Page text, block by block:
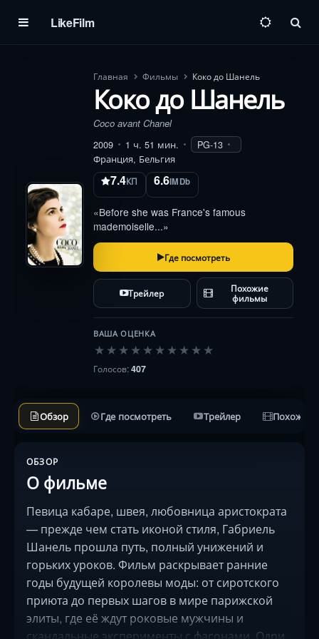
LikeFilm
Главная Фильмы Коко до Шанель
Коко до Шанель
Coco avant Chanel
2009
1 ч. 51 мин.
PG-13
Франция, Бельгия
7.4КП 6.6IMDb
«Before she was France's famous
mademoiselle...»
Где посмотреть
Трейлер Похожие
фильмы
ВАША ОЦЕНКА
★ ★ ★ ★ ★ ★ ★ ★ ★ ★
Голосов:407
Обзор Где посмотреть Трейлер Похожие
ОБЗОР
О фильме
Певица кабаре, швея, любовница аристократа
— прежде чем стать иконой стиля, Габриель
Шанель прошла путь, полный унижений и
горьких уроков. Фильм раскрывает ранние
годы будущей королевы моды: от сиротского
приюта до первых шагов в мире парижской
элиты, где её ждут роковые мужчины и